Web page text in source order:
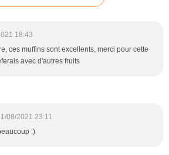
18:43
ces muffins sont excellents, merci pour cette
avec d'autres fruits
08/2021 23:11
:)